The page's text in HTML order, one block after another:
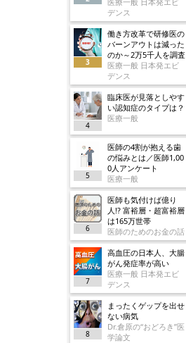
デンス
3
働き方改革で研修医の
バーンアウトは減った
のか～2万5千人を調査
医療一般 日本発エビ
デンス
4
臨床医が見落としやす
い認知症のタイプは？
医療一般
5
医師の4割が抱える歯
の悩みとは／医師1,00
0人アンケート
医療一般
6
医師も気付けば億り
人!? 富裕層・超富裕層
は165万世帯
医師のためのお金の話
7
高血圧の日本人、大腸
がん発症率が高い
医療一般 日本発エビ
デンス
8
まったくゲップを出せ
ない病気
Dr.倉原の“おどろき”医
学論文